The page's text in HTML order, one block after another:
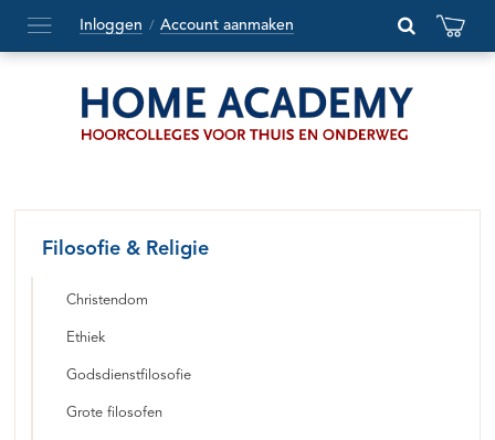
Hoofdmenu
openen
Inloggen / Account aanmaken
Filosofie & Religie
Christendom
Ethiek
Godsdienstfilosofie
Grote filosofen